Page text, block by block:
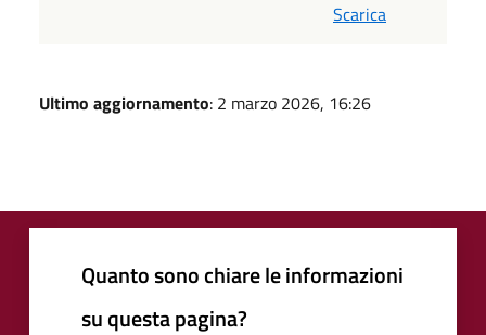
Scarica
Ultimo aggiornamento: 2 marzo 2026, 16:26
Quanto sono chiare le informazioni
su questa pagina?